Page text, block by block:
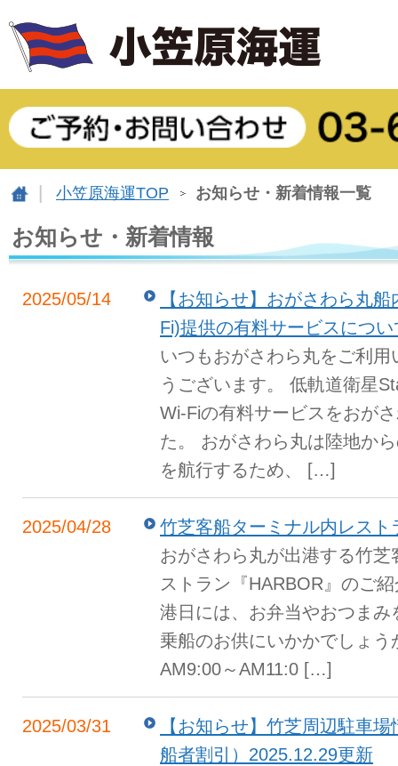
小笠原海運TOP お知らせ・新着情報一覧
お知らせ・新着情報
2025/05/14
【お知らせ】おがさわら丸
Fi)提供の有料サービスについ
いつもおがさわら丸をご利
うございます。 低軌道衛星
Wi-Fiの有料サービスをおが
た。 おがさわら丸は陸地か
を航行するため、 […]
2025/04/28
竹芝客船ターミナル内レスト
おがさわら丸が出港する竹
ストラン『HARBOR』のご
港日には、お弁当やおつま
乗船のお供にいかかでしょ
AM9:00～AM11:0 […]
2025/03/31
【お知らせ】竹芝周辺駐車
船者割引）2025.12.29更新